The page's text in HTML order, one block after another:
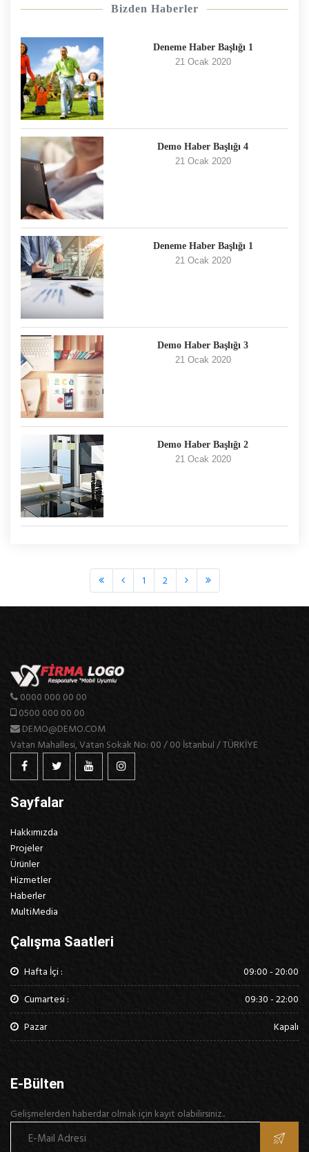
Bizden Haberler
Deneme Haber Başlığı 1
21 Ocak 2020
Demo Haber Başlığı 4
21 Ocak 2020
Deneme Haber Başlığı 1
21 Ocak 2020
Demo Haber Başlığı 3
21 Ocak 2020
Demo Haber Başlığı 2
21 Ocak 2020
1 2
0000 000 00 00
0500 000 00 00
DEMO@DEMO.COM
Vatan Mahallesi, Vatan Sokak No: 00 / 00 İstanbul / TÜRKİYE
Sayfalar
Hakkımızda
Projeler
Ürünler
Hizmetler
Haberler
MultiMedia
Çalışma Saatleri
Hafta İçi :
09:00 - 20:00
Cumartesi :
09:30 - 22:00
Pazar
Kapalı
E-Bülten
Gelişmelerden haberdar olmak için kayıt olabilirsiniz..